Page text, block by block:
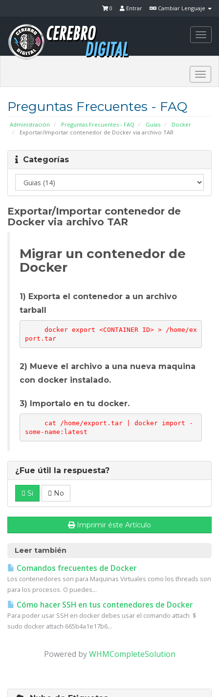
Cambiar Lenguaje
Entrar
0
Preguntas Frecuentes - FAQ
Administración Preguntas Frecuentes - FAQ Guias
Docker
Exportar/Importar contenedor de Docker via archivo TAR
Categorías
Exportar/Importar contenedor de
Docker via archivo TAR
Migrar un contenedor de
Docker
1) Exporta el contenedor a un archivo
tarball
port.tar
2) Mueve el archivo a una nueva maquina
con docker instalado.
3) Importalo en tu docker.
some-name:latest
¿Fue útil la respuesta?
Si No
Imprimir éste Artículo
Leer también
Comandos frecuentes de Docker
Los contenedores son para Maquinas Virtuales como los threads son
para los procesos. O puedes...
Cómo hacer SSH en tus contenedores de Docker
Para poder usar SSH en docker debes usar el comando attach $
sudo docker attach 665b4a1e17b6...
Powered byWHMCompleteSolution